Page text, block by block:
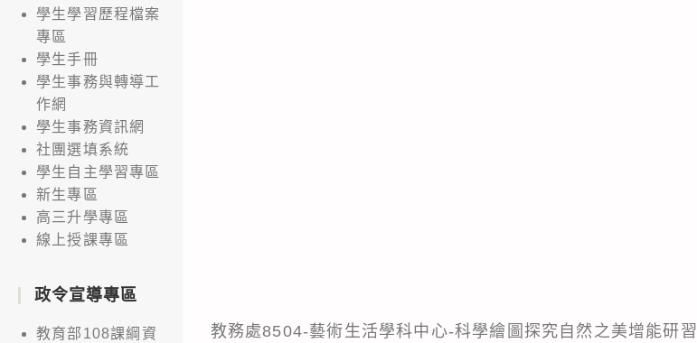
教務處8504-藝術生活學科中心-科學繪圖探究自然之美增能研習
學生學習歷程檔案
專區
學生手冊
學生事務與轉導工
作網
學生事務資訊網
社團選填系統
學生自主學習專區
新生專區
高三升學專區
線上授課專區
政令宣導專區
教育部108課綱資